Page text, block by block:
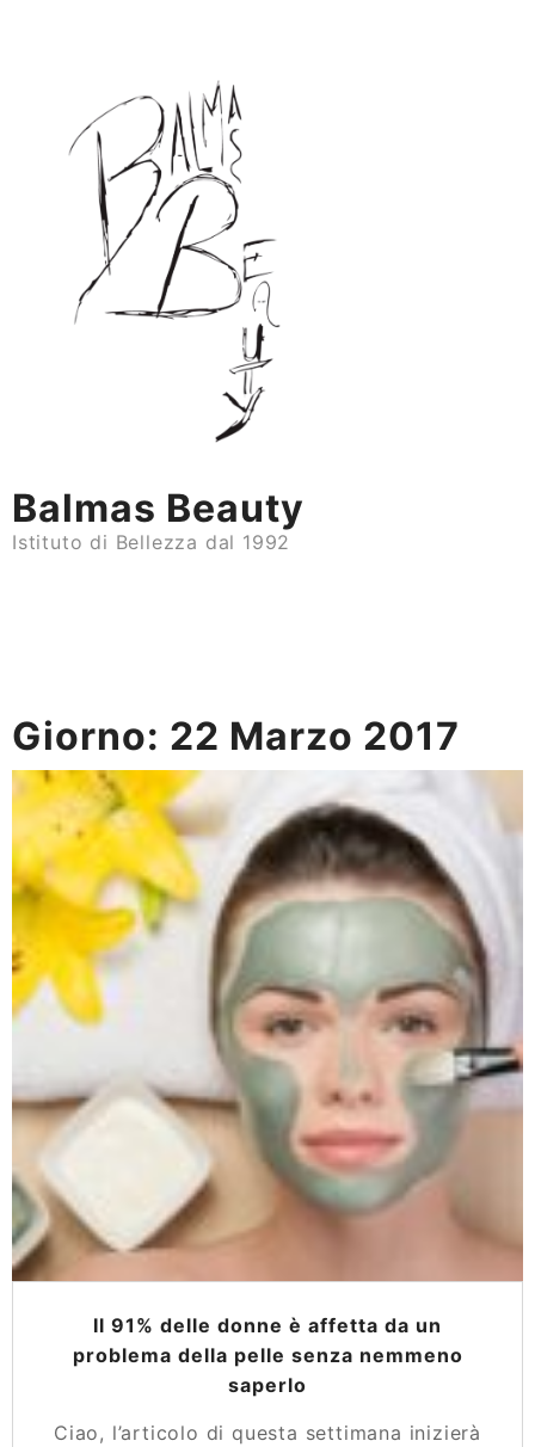
Balmas Beauty
Istituto di Bellezza dal 1992
Giorno: 22 Marzo 2017
Il 91% delle donne è affetta da un
problema della pelle senza nemmeno
saperlo
Ciao, l’articolo di questa settimana inizierà